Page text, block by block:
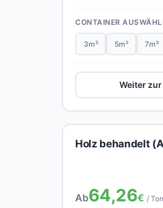
CONTAINER
3m³ 5m³ 7m³
Weiter
Holz behandelt
Ab64,26€ /